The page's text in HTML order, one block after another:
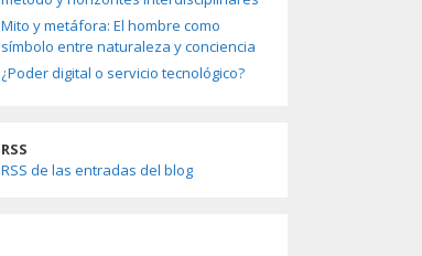
Mito y metáfora: El hombre como
símbolo entre naturaleza y conciencia
¿Poder digital o servicio tecnológico?
RSS
RSS de las entradas del blog